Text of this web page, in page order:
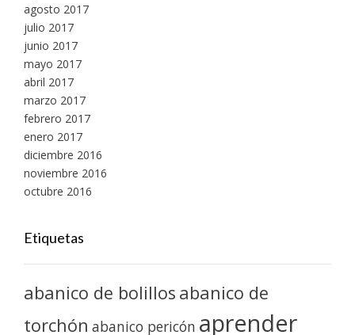
agosto 2017
julio 2017
junio 2017
mayo 2017
abril 2017
marzo 2017
febrero 2017
enero 2017
diciembre 2016
noviembre 2016
octubre 2016
Etiquetas
abanico de bolillos abanico de
torchón abanico pericón aprender